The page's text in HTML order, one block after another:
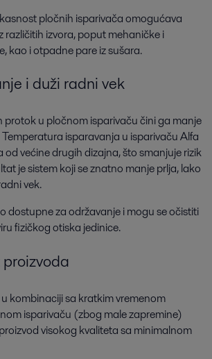
pločnih isparivača omogućava
različitih izvora, poput mehaničke i
kao i otpadne pare iz sušara.
i duži radni vek
u pločnom isparivaču čini ga manje
isparavanja u isparivaču Alfa
od većine drugih dizajna, što smanjuje rizik
je sistem koji se znatno manje prlja, lako
vek.
dostupne za održavanje i mogu se očistiti
fizičkog otiska jedinice.
kombinaciji sa kratkim vremenom
isparivaču (zbog male zapremine)
visokog kvaliteta sa minimalnom